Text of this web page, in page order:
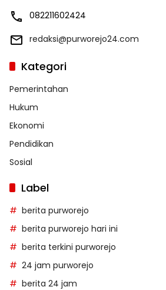
082211602424
redaksi@purworejo24.com
Kategori
Pemerintahan
Hukum
Ekonomi
Pendidikan
Sosial
Label
berita purworejo
berita purworejo hari ini
berita terkini purworejo
24 jam purworejo
berita 24 jam